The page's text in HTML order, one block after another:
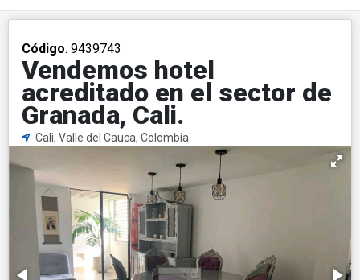
Código. 9439743
Vendemos hotel
acreditado en el sector de
Granada, Cali.
Cali, Valle del Cauca, Colombia